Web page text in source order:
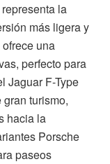
la
más ligera y
una
perfecto para
Jaguar F-Type
turismo,
hacia la
Porsche
paseos